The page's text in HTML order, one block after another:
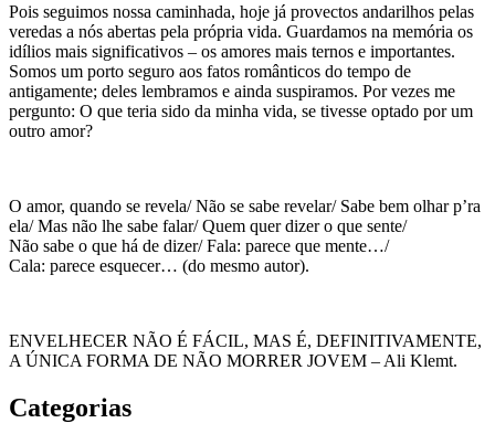
Pois seguimos nossa caminhada, hoje já provectos andarilhos pelas
veredas a nós abertas pela própria vida. Guardamos na memória os
idílios mais significativos – os amores mais ternos e importantes.
Somos um porto seguro aos fatos românticos do tempo de
antigamente; deles lembramos e ainda suspiramos. Por vezes me
pergunto: O que teria sido da minha vida, se tivesse optado por um
outro amor?
O amor, quando se revela/ Não se sabe revelar/ Sabe bem olhar p’ra
ela/ Mas não lhe sabe falar/ Quem quer dizer o que sente/
Não sabe o que há de dizer/ Fala: parece que mente…/
Cala: parece esquecer… (do mesmo autor).
ENVELHECER NÃO É FÁCIL, MAS É, DEFINITIVAMENTE,
A ÚNICA FORMA DE NÃO MORRER JOVEM – Ali Klemt.
Categorias